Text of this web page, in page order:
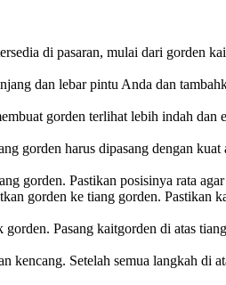
di pasaran, mulai dari gorden
dan lebar pintu Anda dan
gorden terlihat lebih indah dan
gorden harus dipasang dengan
gorden. Pastikan posisinya rata
gorden ke tiang gorden. Pastikan
Pasang kaitgorden di atas
kencang. Setelah semua langkah di